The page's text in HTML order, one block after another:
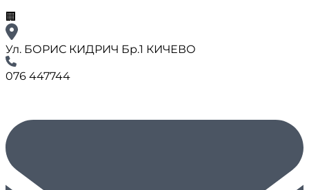
🏢
Ул. БОРИС КИДРИЧ Бр.1 КИЧЕВО
076 447744